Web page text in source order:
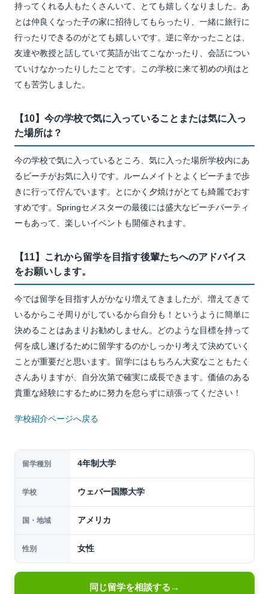
持ってくれる人もたくさんいて、とても嬉しくなりました。あ
とは仲良くなった子の家に招待してもらったり、一緒に旅行に
行ったりできるのがとても嬉しいです。逆に辛かったことは、
友達や教授と話していて英語が出てこなかったり、会話につい
ていけなかったりしたことです。この学校に来て初めの頃はと
ても苦労しました。
【10】今の学校で気に入っていることまたは気に入っ
た場所は？
今の学校で気に入っているところ、気に入った場所学校内にあ
るビーチがお気に入りです。ルームメイトとよくビーチまで歩
きに行って佇んでいます。とにかく夕焼けがとても綺麗でおす
すめです。Springセメスターの最後には盛大なビーチパーティ
ーもあって、楽しいイベントも開催されます。
【11】これから留学を目指す後輩たちへのアドバイス
をお願いします。
今では留学を目指す人がかなり増えてきましたが、増えてきて
いるからこそ周りがしているから自分も！というように簡単に
決めることはあまりお勧めしません。どのような目標を持って
何を成し遂げるために留学するのかしっかり考えて決めていく
ことが重要だと思います。留学にはもちろん大変なこともたく
さんありますが、自分次第で確実に成長できます。価値のある
貴重な経験にするために努力を怠らずに頑張ってください！
学校紹介ページへ戻る
留学種別 4年制大学
学校 ウェバー国際大学
国・地域 アメリカ
性別 女性
同じ留学を相談する →